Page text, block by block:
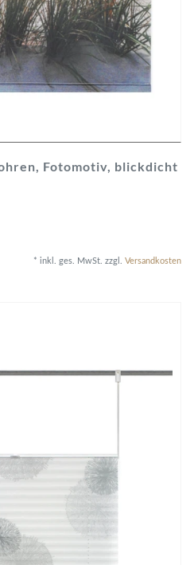
Fotomotiv, blickdicht
* inkl. ges. MwSt. zzgl. Versandkosten